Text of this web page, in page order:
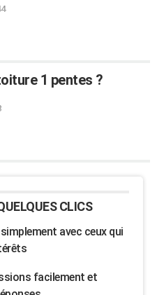
1 pentes ?
CLICS
avec ceux qui
facilement et